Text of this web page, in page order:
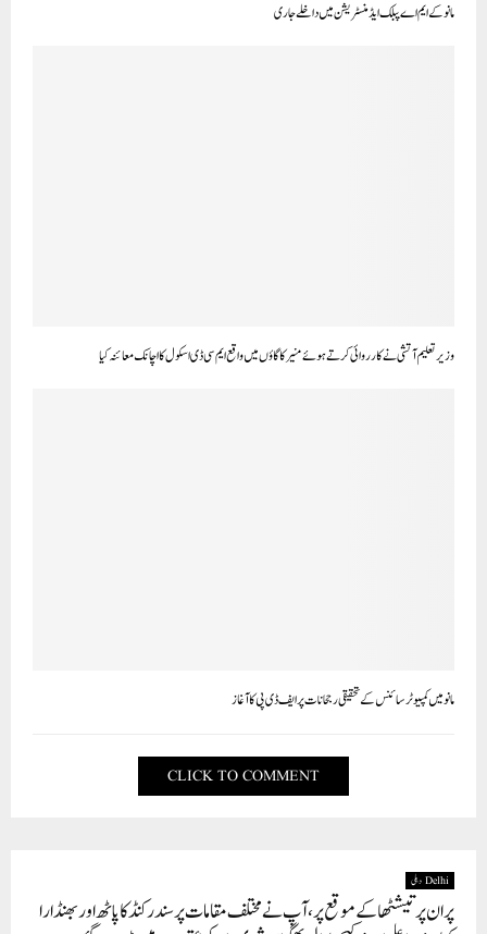
مانو کے ایم اے پبلک ایڈمنسٹریشن میں داخلے جاری
وزیر تعلیم آتشی نے کارروائی کرتے ہوئے منیرکا گاؤں میں واقع ایم سی ڈی اسکول کا اچانک معائنہ کیا
مانو میں کمپیوٹر سائنس کے تحقیقی رجحانات پر ایف ڈی پی کا آغاز
CLICK TO COMMENT
Delhi دہلی
پران پرتیشٹھا کے موقع پر، آپ نے مختلف مقامات پر سندر کنڈ کا پاٹھ اور بھنڈارا